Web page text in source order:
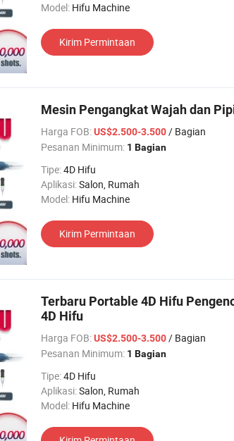
Model: Hifu Machine
Kirim Permintaan
Mesin Pengangkat Wajah dan
Harga FOB:US$2.500-3.500/ Bagian
Pesanan Minimum: 1 Bagian
Tipe:4D Hifu
Aplikasi:Salon, Rumah
Model: Hifu Machine
Kirim Permintaan
Terbaru Portable 4D Hifu
4D Hifu
Harga FOB:US$2.500-3.500/ Bagian
Pesanan Minimum: 1 Bagian
Tipe:4D Hifu
Aplikasi:Salon, Rumah
Model: Hifu Machine